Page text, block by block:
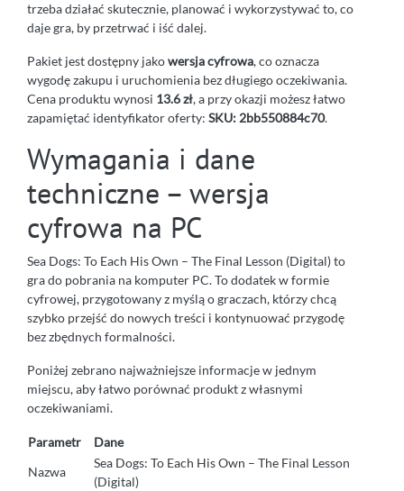
trzeba działać skutecznie, planować i wykorzystywać to, co
daje gra, by przetrwać i iść dalej.
Pakiet jest dostępny jakowersja cyfrowa, co oznacza
wygodę zakupu i uruchomienia bez długiego oczekiwania.
Cena produktu wynosi 13.6 zł, a przy okazji możesz łatwo
zapamiętać identyfikator oferty: SKU: 2bb550884c70.
Wymagania i dane
techniczne – wersja
cyfrowa na PC
Sea Dogs: To Each His Own – The Final Lesson (Digital) to
gra do pobrania na komputer PC. To dodatek w formie
cyfrowej, przygotowany z myślą o graczach, którzy chcą
szybko przejść do nowych treści i kontynuować przygodę
bez zbędnych formalności.
Poniżej zebrano najważniejsze informacje w jednym
miejscu, aby łatwo porównać produkt z własnymi
oczekiwaniami.
Parametr
Dane
Nazwa
Sea Dogs: To Each His Own – The Final Lesson
(Digital)